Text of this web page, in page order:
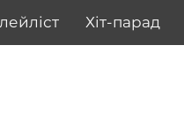
Хіт-парад